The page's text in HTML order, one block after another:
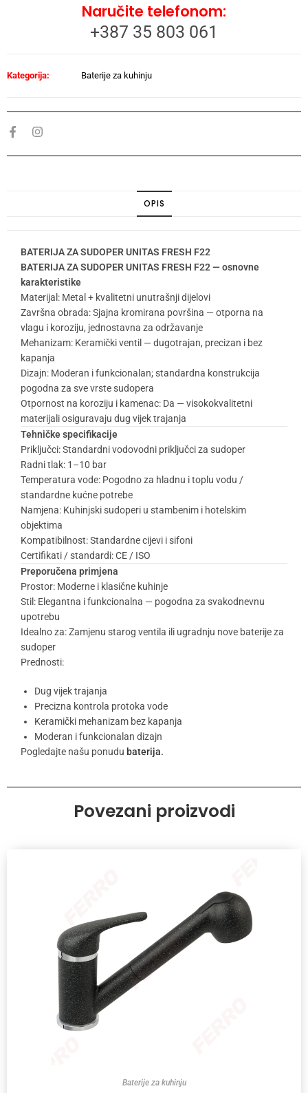
Naručite telefonom:
+387 35 803 061
Kategorija: Baterije za kuhinju
OPIS
BATERIJA ZA SUDOPER UNITAS FRESH F22
BATERIJA ZA SUDOPER UNITAS FRESH F22 — osnovne
karakteristike
Materijal: Metal + kvalitetni unutrašnji dijelovi
Završna obrada: Sjajna kromirana površina — otporna na
vlagu i koroziju, jednostavna za održavanje
Mehanizam: Keramički ventil — dugotrajan, precizan i bez
kapanja
Dizajn: Moderan i funkcionalan; standardna konstrukcija
pogodna za sve vrste sudopera
Otpornost na koroziju i kamenac: Da — visokokvalitetni
materijali osiguravaju dug vijek trajanja
Tehničke specifikacije
Priključci: Standardni vodovodni priključci za sudoper
Radni tlak: 1–10 bar
Temperatura vode: Pogodno za hladnu i toplu vodu /
standardne kućne potrebe
Namjena: Kuhinjski sudoperi u stambenim i hotelskim
objektima
Kompatibilnost: Standardne cijevi i sifoni
Certifikati / standardi: CE / ISO
Preporučena primjena
Prostor: Moderne i klasične kuhinje
Stil: Elegantna i funkcionalna — pogodna za svakodnevnu
upotrebu
Idealno za: Zamjenu starog ventila ili ugradnju nove baterije za
sudoper
Prednosti:
Dug vijek trajanja
Precizna kontrola protoka vode
Keramički mehanizam bez kapanja
Moderan i funkcionalan dizajn
Pogledajte našu ponudu baterija.
Povezani proizvodi
Baterije za kuhinju